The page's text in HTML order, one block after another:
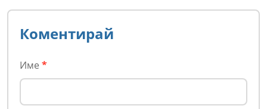
Коментирай
Име *